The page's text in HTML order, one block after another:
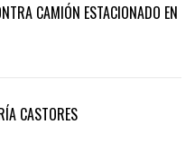
CAMIÓN ESTACIONADO EN
CASTORES